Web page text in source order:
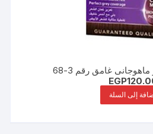
غامق رقم 3-68
EGP
إلى السلة